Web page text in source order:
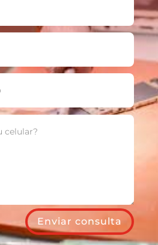
Enviar consulta